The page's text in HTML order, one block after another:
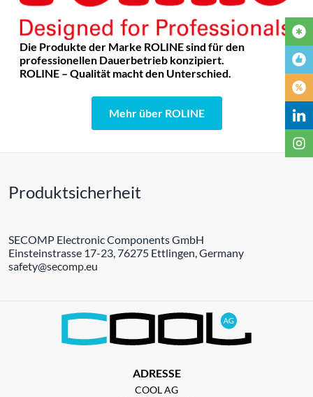
Die Produkte der Marke ROLINE sind für den
professionellen Dauerbetrieb konzipiert.
ROLINE – Qualität macht den Unterschied.
Mehr über ROLINE
Produktsicherheit
SECOMP Electronic Components GmbH
Einsteinstrasse 17-23, 76275 Ettlingen, Germany
safety@secomp.eu
ADRESSE
COOL AG